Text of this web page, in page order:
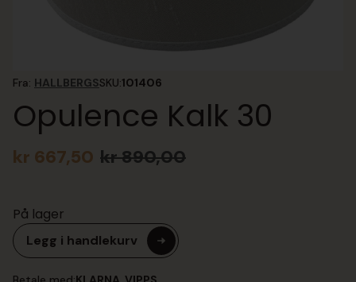
Fra: HALLBERGSSKU:101406
Opulence Kalk 30
kr890,00
Opprinnelig
kr 890,00.
kr 667,50
Nåværende
kr 667,50.
På lager
Legg i handlekurv